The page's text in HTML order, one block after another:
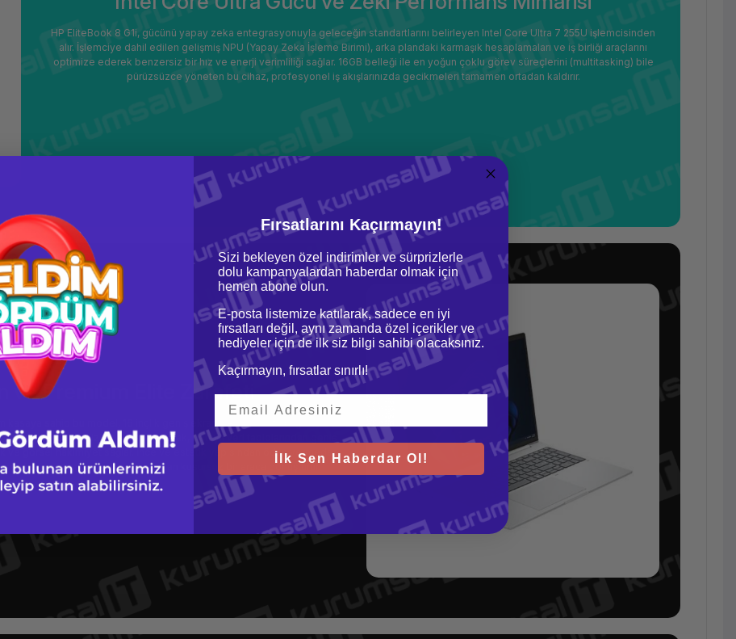
HP EliteBook 8 G1i, gücünü yapay zeka entegrasyonuyla geleceğin standartlarını belirleyen Intel Core Ultra 7 255U işlemcisinden
alır. İşlemciye dahil edilen gelişmiş NPU (Yapay Zeka İşleme Birimi), arka plandaki karmaşık hesaplamaları ve iş birliği araçlarını
optimize ederek benzersiz bir hız ve enerji verimliliği sağlar. 16GB belleği ile en yoğun çoklu görev süreçlerini (multitasking) bile
pürüzsüzce yöneten bu cihaz, profesyonel iş akışlarınızda gecikmeleri tamamen ortadan kaldırır.
ve Premium Elite Zarafeti
sahip bu model, 16 inçlik geniş ekranı ile masaüstü bilgisayar
devasa bir izleme alanı sunarak, detaylı veri tablolarından geniş
ve görsel hakimiyet sağlar. İnce ve estetik yapısından ödün vermeden
profesyonellerin vizyonunu yansıtan kusursuz bir araca dönüştürür.
Fırsatlarını Kaçırmayın!
Sizi bekleyen özel indirimler ve sürprizlerle
dolu kampanyalardan haberdar olmak için
hemen abone olun.
E-posta listemize katılarak, sadece en iyi
fırsatları değil, aynı zamanda özel içerikler ve
hediyeler için de ilk siz bilgi sahibi olacaksınız.
Kaçırmayın, fırsatlar sınırlı!
İlk Sen Haberdar Ol!